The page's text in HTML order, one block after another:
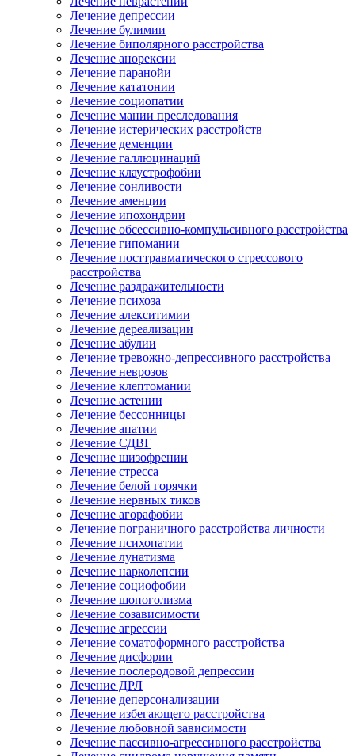
Лечение депрессии
Лечение булимии
Лечение биполярного расстройства
Лечение анорексии
Лечение паранойи
Лечение кататонии
Лечение социопатии
Лечение мании преследования
Лечение истерических расстройств
Лечение деменции
Лечение галлюцинаций
Лечение клаустрофобии
Лечение сонливости
Лечение аменции
Лечение ипохондрии
Лечение обсессивно-компульсивного расстройства
Лечение гипомании
Лечение посттравматического стрессового
расстройства
Лечение раздражительности
Лечение психоза
Лечение алекситимии
Лечение дереализации
Лечение абулии
Лечение тревожно-депрессивного расстройства
Лечение неврозов
Лечение клептомании
Лечение астении
Лечение бессонницы
Лечение апатии
Лечение СДВГ
Лечение шизофрении
Лечение стресса
Лечение белой горячки
Лечение нервных тиков
Лечение агорафобии
Лечение пограничного расстройства личности
Лечение психопатии
Лечение лунатизма
Лечение нарколепсии
Лечение социофобии
Лечение шопоголизма
Лечение созависимости
Лечение агрессии
Лечение соматоформного расстройства
Лечение дисфории
Лечение послеродовой депрессии
Лечение ДРЛ
Лечение деперсонализации
Лечение избегающего расстройства
Лечение любовной зависимости
Лечение пассивно-агрессивного расстройства